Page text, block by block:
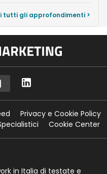
tutti gli approfondimenti >
Privacy e Cookie Policy
Cookie Center
in Italia di testate e